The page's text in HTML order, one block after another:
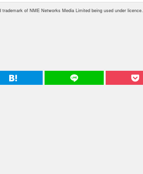
of NME Networks Media Limited being used under licence.